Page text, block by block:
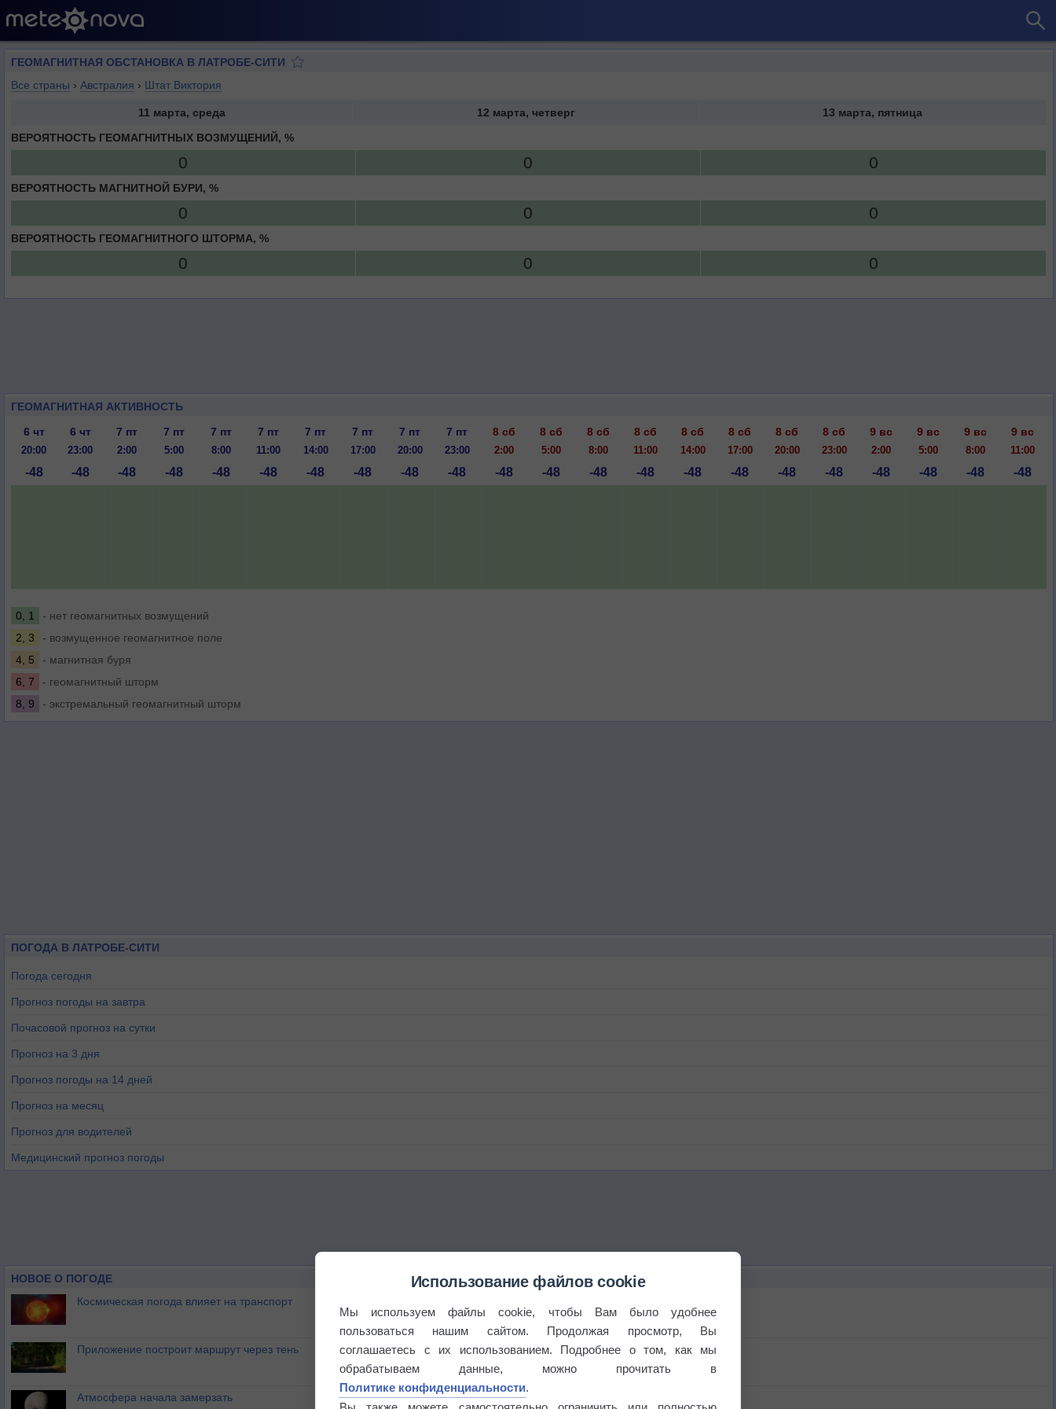
ГЕОМАГНИТНАЯ ОБСТАНОВКА В ЛАТРОБЕ-СИТИ
Все страны › Австралия › Штат Виктория
11 марта, среда 12 марта, четверг
13 марта, пятница
ВЕРОЯТНОСТЬ ГЕОМАГНИТНЫХ ВОЗМУЩЕНИЙ, %
0 0 0
ВЕРОЯТНОСТЬ МАГНИТНОЙ БУРИ, %
0 0 0
ВЕРОЯТНОСТЬ ГЕОМАГНИТНОГО ШТОРМА, %
0 0 0
ГЕОМАГНИТНАЯ АКТИВНОСТЬ
6 чт
6 чт 7 пт 7 пт 7 пт 7 пт 7 пт 7 пт 7 пт 7 пт 8 сб 8 сб 8 сб 8 сб 8 сб 8 сб 8 сб 8 сб 9 вс 9 вс 9 вс 9 вс
20:00 23:00 2:00 5:00 8:00 11:00 14:00 17:00 20:00 23:00 2:00 5:00 8:00 11:00 14:00 17:00 20:00 23:00 2:00 5:00 8:00 11:00
-48 -48 -48 -48 -48 -48 -48 -48 -48 -48 -48 -48 -48 -48 -48 -48 -48 -48 -48 -48 -48 -48
0, 1
- нет геомагнитных возмущений
2, 3
- возмущенное геомагнитное поле
4, 5
- магнитная буря
6, 7
- геомагнитный шторм
8, 9
- экстремальный геомагнитный шторм
ПОГОДА В ЛАТРОБЕ-СИТИ
Погода сегодня
Прогноз погоды на завтра
Почасовой прогноз на сутки
Прогноз на 3 дня
Прогноз погоды на 14 дней
Прогноз на месяц
Прогноз для водителей
Медицинский прогноз погоды
НОВОЕ О ПОГОДЕ
Космическая погода влияет на транспорт
Приложение построит маршрут через тень
Атмосфера начала замерзать
Использование файлов cookie
Мы используем файлы cookie, чтобы Вам было удобнее
пользоваться нашим сайтом. Продолжая просмотр, Вы
соглашаетесь с их использованием. Подробнее о том, как мы
обрабатываем данные, можно прочитать в
Политике конфиденциальности.